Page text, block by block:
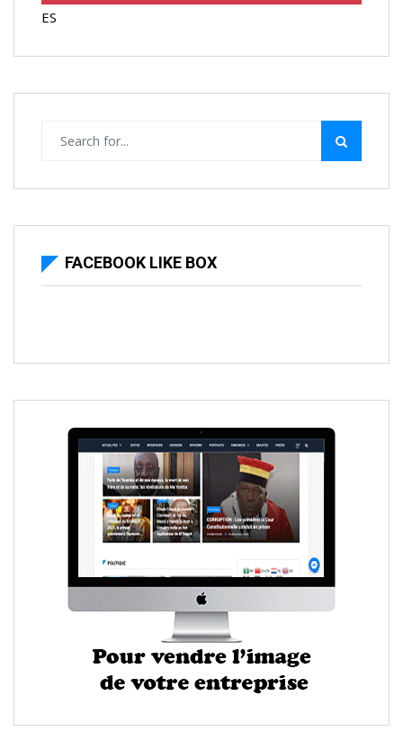
ES
FACEBOOK LIKE BOX